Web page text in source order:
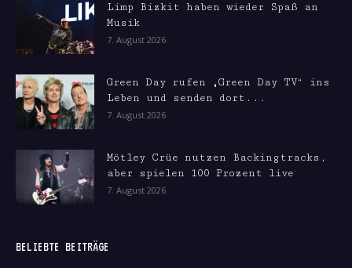
Limp Bizkit haben wieder Spaß an
Musik
7. August 2026
Green Day rufen „Green Day TV“ ins
Leben und senden dort...
7. August 2026
Mötley Crüe nutzen Backingtracks,
aber spielen 100 Prozent live
7. August 2026
BELIEBTE BEITRÄGE